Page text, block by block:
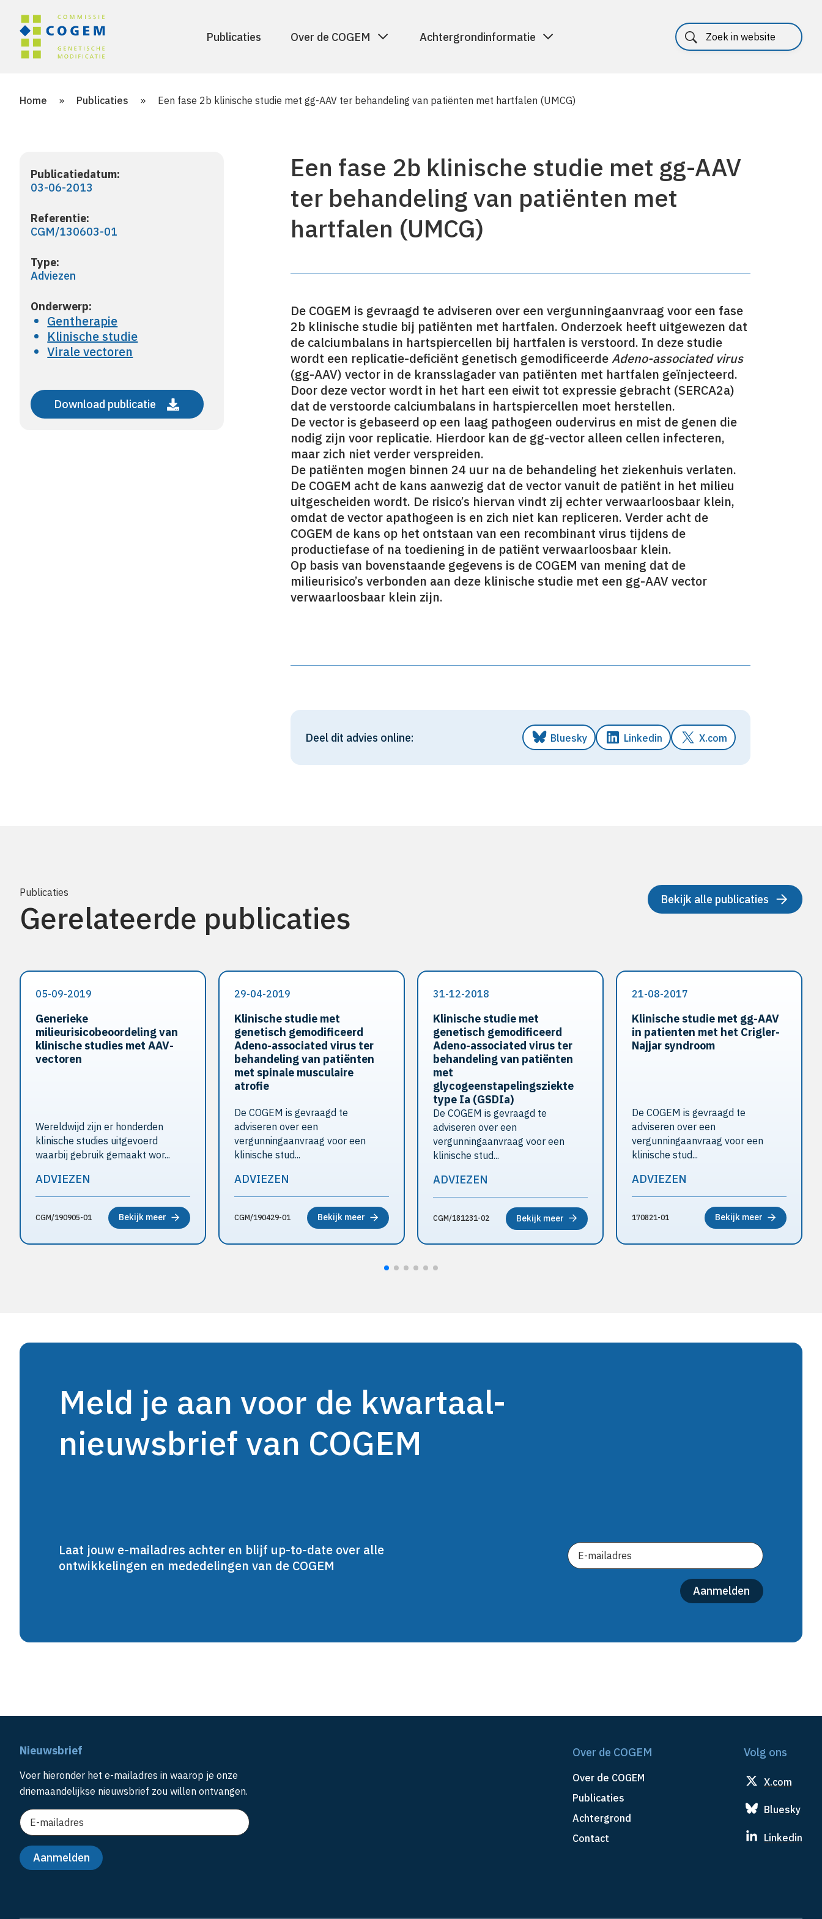
Publicaties Over de COGEM Achtergrondinformatie
Home » Publicaties » Een fase 2b klinische studie met gg-AAV ter behandeling van patiënten met hartfalen (UMCG)
Publicatiedatum:
03-06-2013
Referentie:
CGM/130603-01
Type:
Adviezen
Onderwerp:
Gentherapie
Klinische studie
Virale vectoren
Download publicatie
Een fase 2b klinische studie met gg-AAV
ter behandeling van patiënten met
hartfalen (UMCG)
De COGEM is gevraagd te adviseren over een vergunningaanvraag voor een fase
2b klinische studie bij patiënten met hartfalen. Onderzoek heeft uitgewezen dat
de calciumbalans in hartspiercellen bij hartfalen is verstoord. In deze studie
wordt een replicatie-deficiënt genetisch gemodificeerdeAdeno-associated virus
(gg-AAV) vector in de kransslagader van patiënten met hartfalen geïnjecteerd.
Door deze vector wordt in het hart een eiwit tot expressie gebracht (SERCA2a)
dat de verstoorde calciumbalans in hartspiercellen moet herstellen.
De vector is gebaseerd op een laag pathogeen oudervirus en mist de genen die
nodig zijn voor replicatie. Hierdoor kan de gg-vector alleen cellen infecteren,
maar zich niet verder verspreiden.
De patiënten mogen binnen 24 uur na de behandeling het ziekenhuis verlaten.
De COGEM acht de kans aanwezig dat de vector vanuit de patiënt in het milieu
uitgescheiden wordt. De risico’s hiervan vindt zij echter verwaarloosbaar klein,
omdat de vector apathogeen is en zich niet kan repliceren. Verder acht de
COGEM de kans op het ontstaan van een recombinant virus tijdens de
productiefase of na toediening in de patiënt verwaarloosbaar klein.
Op basis van bovenstaande gegevens is de COGEM van mening dat de
milieurisico’s verbonden aan deze klinische studie met een gg-AAV vector
verwaarloosbaar klein zijn.
Deel dit advies online: Bluesky Linkedin X.com
Publicaties
Gerelateerde publicaties Bekijk alle publicaties
05-09-2019
Generieke
milieurisicobeoordeling van
klinische studies met AAV-
vectoren
Wereldwijd zijn er honderden
klinische studies uitgevoerd
waarbij gebruik gemaakt wor...
ADVIEZEN
CGM/190905-01 Bekijk meer
29-04-2019
Klinische studie met
genetisch gemodificeerd
Adeno-associated virus ter
behandeling van patiënten
met spinale musculaire
atrofie
De COGEM is gevraagd te
adviseren over een
vergunningaanvraag voor een
klinische stud...
ADVIEZEN
CGM/190429-01 Bekijk meer
31-12-2018
Klinische studie met
genetisch gemodificeerd
Adeno-associated virus ter
behandeling van patiënten
met
glycogeenstapelingsziekte
type Ia (GSDIa)
De COGEM is gevraagd te
adviseren over een
vergunningaanvraag voor een
klinische stud...
ADVIEZEN
CGM/181231-02 Bekijk meer
21-08-2017
Klinische studie met gg-AAV
in patienten met het Crigler-
Najjar syndroom
De COGEM is gevraagd te
adviseren over een
vergunningaanvraag voor een
klinische stud...
ADVIEZEN
170821-01 Bekijk meer
Meld je aan voor de kwartaal-
nieuwsbrief van COGEM
Laat jouw e-mailadres achter en blijf up-to-date over alle
ontwikkelingen en mededelingen van de COGEM
Nieuwsbrief
Voer hieronder het e-mailadres in waarop je onze
driemaandelijkse nieuwsbrief zou willen ontvangen.
Over de COGEM
Over de COGEM
Publicaties
Achtergrond
Contact
Volg ons
X.com
Bluesky
Linkedin